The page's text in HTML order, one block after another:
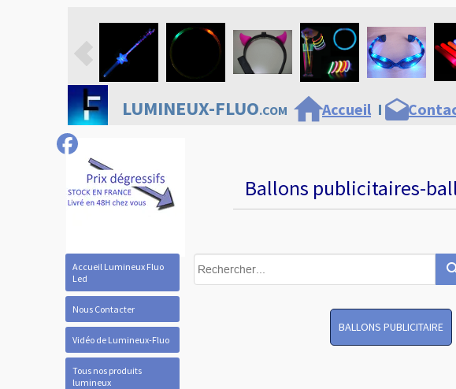
Accueil Lumineux Fluo
Led
Nous Contacter
Vidéo de Lumineux-Fluo
Tous nos produits
lumineux
LUMINEUX-FLUO.COM Accueil I
drafts
home
Ballons publicitaires-
BALLONS PUBLICITAIRE